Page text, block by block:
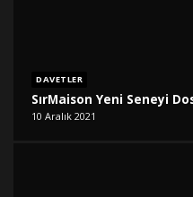
DAVETLER
SırMaison Yeni Seneyi
10 Aralık 2021